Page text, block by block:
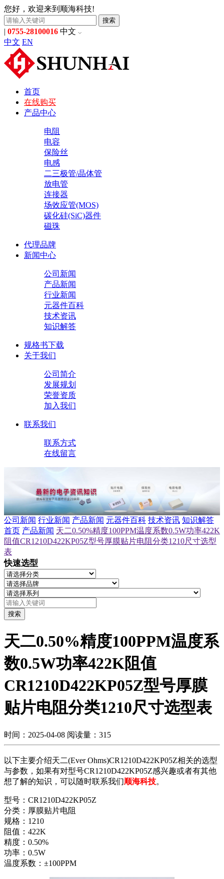
您好，欢迎来到顺海科技!
搜索
| 0755-28100016 中文
中文 EN
首页
在线购买
产品中心
电阻
电容
保险丝
电感
二三极管/晶体管
放电管
连接器
场效应管(MOS)
碳化硅(SiC)器件
磁珠
代理品牌
新闻中心
公司新闻
产品新闻
行业新闻
元器件百科
技术资讯
知识解答
规格书下载
关于我们
公司简介
发展规划
荣誉资质
加入我们
联系我们
联系方式
在线留言
公司新闻 行业新闻 产品新闻 元器件百科 技术资讯 知识解答
首页 产品新闻 天二0.50%精度100PPM温度系数0.5W功率422K
阻值CR1210D422KP05Z型号厚膜贴片电阻分类1210尺寸选型
表
快速选型
搜索
天二0.50%精度100PPM温度系
数0.5W功率422K阻值
CR1210D422KP05Z型号厚膜
贴片电阻分类1210尺寸选型表
时间：2025-04-08 阅读量：315
以下主要介绍天二(Ever Ohms)CR1210D422KP05Z相关的选型
与参数，如果有对型号CR1210D422KP05Z感兴趣或者有其他
想了解的知识，可以随时联系我们顺海科技。
型号：CR1210D422KP05Z
分类：厚膜贴片电阻
规格：1210
阻值：422K
精度：0.50%
功率：0.5W
温度系数：±100PPM